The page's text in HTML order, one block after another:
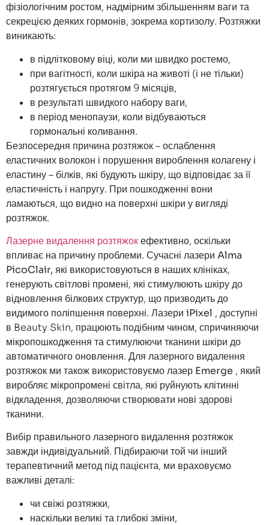
фізіологічним ростом, надмірним збільшенням ваги та
секрецією деяких гормонів, зокрема кортизолу. Розтяжки
виникають:
в підлітковому віці, коли ми швидко ростемо,
при вагітності, коли шкіра на животі (і не тільки)
розтягується протягом 9 місяців,
в результаті швидкого набору ваги,
в період менопаузи, коли відбуваються
гормональні коливання.
Безпосередня причина розтяжок – ослаблення
еластичних волокон і порушення вироблення колагену і
еластину – білків, які будують шкіру, що відповідає за її
еластичність і напругу. При пошкодженні вони
ламаються, що видно на поверхні шкіри у вигляді
розтяжок.
Лазерне видалення розтяжокефективно, оскільки
впливає на причину проблеми. Сучасні лазери Alma
PicoClair, які використовуються в наших клініках,
генерують світлові промені, які стимулюють шкіру до
відновлення білкових структур, що призводить до
видимого поліпшення поверхні. Лазери iPixel , доступні
в Beauty Skin, працюють подібним чином, спричиняючи
мікропошкодження та стимулюючи тканини шкіри до
автоматичного оновлення. Для лазерного видалення
розтяжок ми також використовуємолазер Emerge , який
виробляє мікропромені світла, які руйнують клітинні
відкладення, дозволяючи створювати нові здорові
тканини.
Вибір правильного лазерного видалення розтяжок
завжди індивідуальний. Підбираючи той чи інший
терапевтичний метод під пацієнта, ми враховуємо
важливі деталі:
чи свіжі розтяжки,
наскільки великі та глибокі зміни,